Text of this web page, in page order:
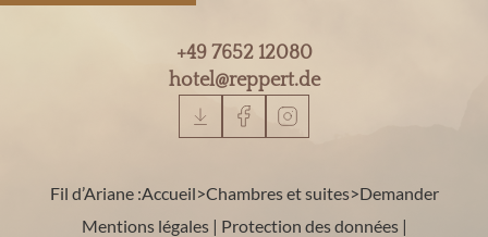
+49 7652 12080
hotel@reppert.de
Fil d’Ariane :Accueil>Chambres et suites>Demander
Mentions légales | Protection des données |